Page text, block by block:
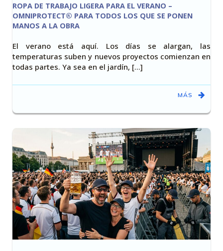
ROPA DE TRABAJO LIGERA PARA EL VERANO –
OMNIPROTECT® PARA TODOS LOS QUE SE PONEN
MANOS A LA OBRA
El verano está aquí. Los días se alargan, las
temperaturas suben y nuevos proyectos comienzan en
todas partes. Ya sea en el jardín, [...]
MÁS